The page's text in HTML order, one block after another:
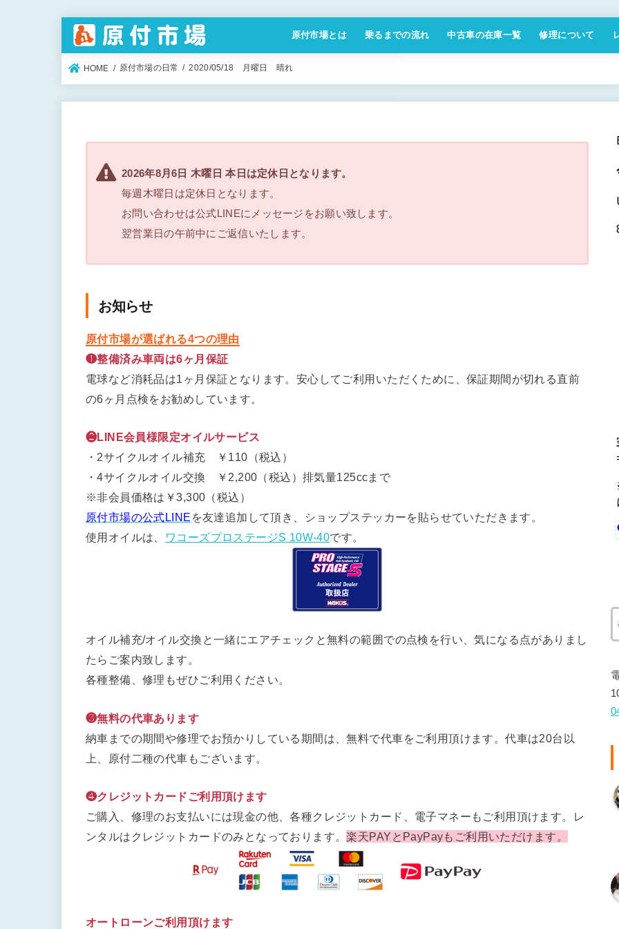
原付市場とは
特定商取引法に基づく表記
乗るまでの流れ 中古車の在庫一覧 修理について
HOME 原付市場の日常 2020/05/18 月曜日 晴れ
2026年8月6日 木曜日 本日は定休日となります。
毎週木曜日は定休日となります。
お問い合わせは公式LINEにメッセージをお願い致します。
翌営業日の午前中にご返信いたします。
お知らせ
原付市場が選ばれる4つの理由
❶整備済み車両は6ヶ月保証
電球など消耗品は1ヶ月保証となります。安心してご利用いただくために、保証期間が切れる直前
の6ヶ月点検をお勧めしています。
❷LINE会員様限定オイルサービス
・2サイクルオイル補充 ￥110（税込）
・4サイクルオイル交換 ￥2,200（税込）排気量125ccまで
※非会員価格は￥3,300（税込）
原付市場の公式LINE を友達追加して頂き、ショップステッカーを貼らせていただきます。
使用オイルは、
ワコーズプロステージS 10W-40です。
オイル補充/オイル交換と一緒にエアチェックと無料の範囲での点検を行い、気になる点がありまし
たらご案内致します。
各種整備、修理もぜひご利用ください。
❸無料の代車あります
納車までの期間や修理でお預かりしている期間は、無料で代車をご利用頂けます。代車は20台以
上、原付二種の代車もございます。
❹クレジットカードご利用頂けます
ご購入、修理のお支払いには現金の他、各種クレジットカード、電子マネーもご利用頂けます。レ
ンタルはクレジットカードのみとなっております。楽天PAYとPayPayもご利用いただけます。
オートローンご利用頂けます